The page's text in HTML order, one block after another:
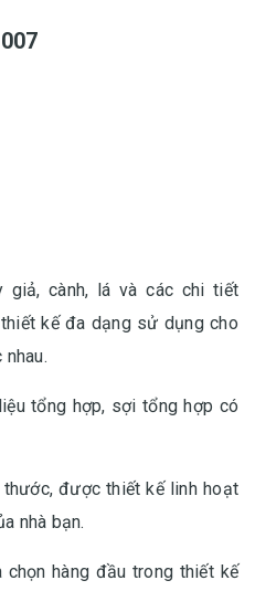
giả, cành, lá và các chi tiết
kế đa dạng sử dụng cho
tổng hợp, sợi tổng hợp có
được thiết kế linh hoạt
nhà bạn.
hàng đầu trong thiết kế